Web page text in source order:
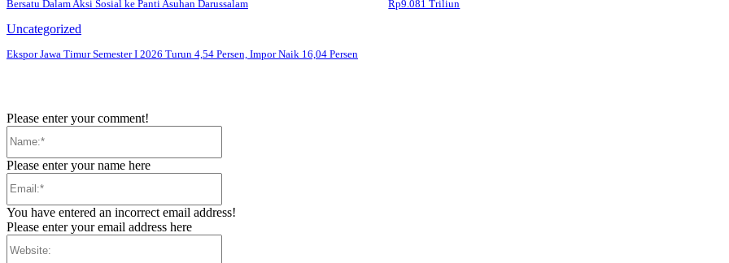
Bersatu Dalam Aksi Sosial ke Panti Asuhan Darussalam Rp9.081 Triliun
Uncategorized
Ekspor Jawa Timur Semester I 2026 Turun 4,54 Persen, Impor Naik 16,04 Persen
Please enter your comment!
Please enter your name here
You have entered an incorrect email address!
Please enter your email address here